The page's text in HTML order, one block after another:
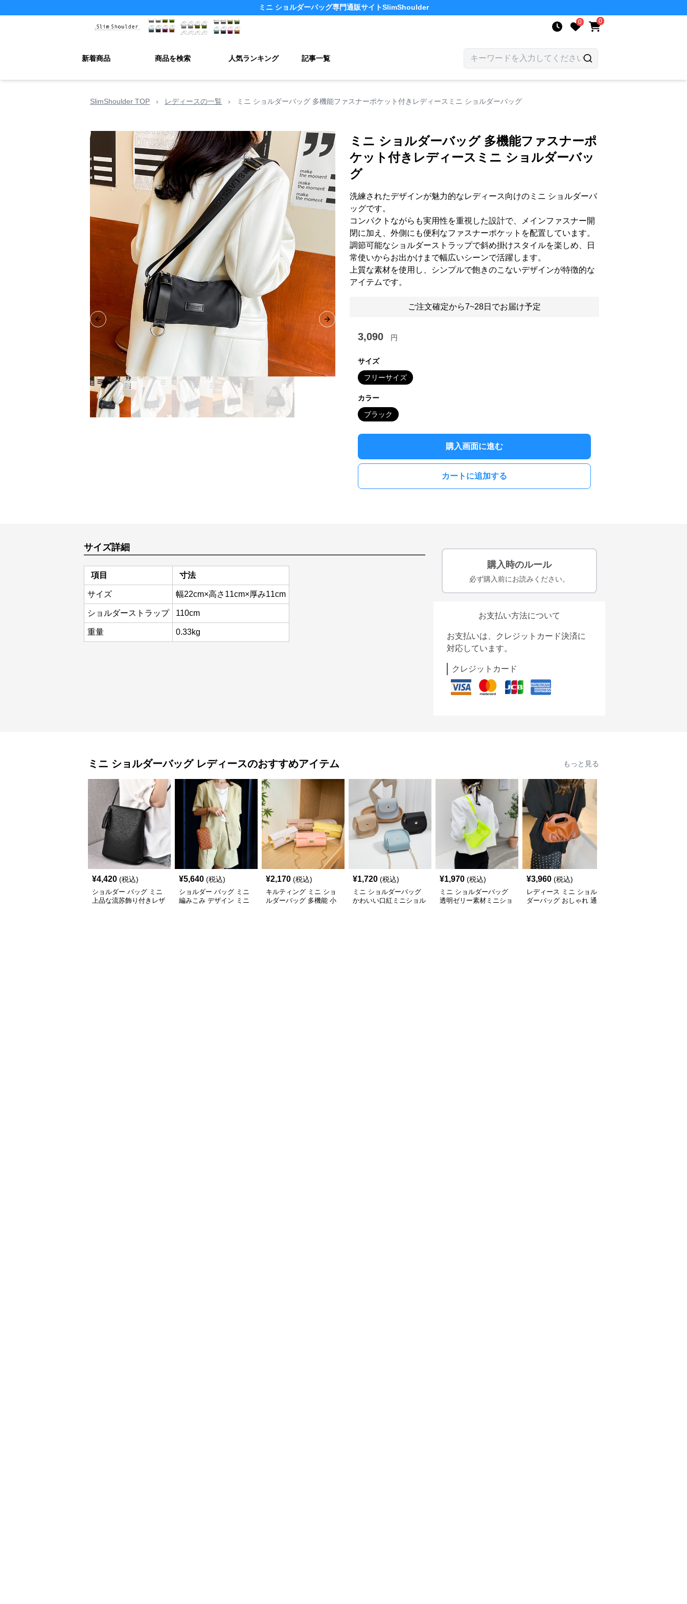
ミニ ショルダーバッグ専門通販サイトSlimShoulder
0 0
新着商品 商品を検索 人気ランキング 記事一覧
SlimShoulder TOP › レディースの一覧 › ミニ ショルダーバッグ 多機能ファスナーポケット付きレディースミニ ショルダーバッグ
Previous slide Next slide
ミニ ショルダーバッグ 多機能ファスナーポ
ケット付きレディースミニ ショルダーバッ
グ
洗練されたデザインが魅力的なレディース向けのミニ ショルダーバ
ッグです。
コンパクトながらも実用性を重視した設計で、メインファスナー開
閉に加え、外側にも便利なファスナーポケットを配置しています。
調節可能なショルダーストラップで斜め掛けスタイルを楽しめ、日
常使いからお出かけまで幅広いシーンで活躍します。
上質な素材を使用し、シンプルで飽きのこないデザインが特徴的な
アイテムです。
ご注文確定から7~28日でお届け予定
3,090 円
サイズ
フリーサイズ
カラー
ブラック
購入画面に進む
カートに追加する
サイズ詳細
項目 寸法
サイズ 幅22cm×高さ11cm×厚み11cm
ショルダーストラップ 110cm
重量 0.33kg
購入時のルール
必ず購入前にお読みください。
お支払い方法について
お支払いは、クレジットカード決済に
対応しています。
クレジットカード
ミニ ショルダーバッグ レディースのおすすめアイテム もっと見る
¥4,420 (税込)
ショルダー バッグ ミニ
上品な流苏飾り付きレザ
¥5,640 (税込)
ショルダー バッグ ミニ
編みこみ デザイン ミニ
¥2,170 (税込)
キルティング ミニ ショ
ルダーバッグ 多機能 小
¥1,720 (税込)
ミニ ショルダーバッグ
かわいい口紅ミニショル
¥1,970 (税込)
ミニ ショルダーバッグ
透明ゼリー素材ミニショ
¥3,960 (税込)
レディース ミニ ショル
ダーバッグ おしゃれ 通